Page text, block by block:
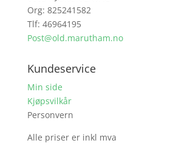
Org: 825241582
Tlf: 46964195
Post@old.marutham.no
Kundeservice
Min side
Kjøpsvilkår
Personvern
Alle priser er inkl mva